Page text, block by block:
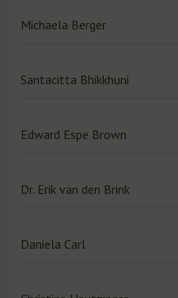
Michaela Berger
Santacitta Bhikkhuni
Edward Espe Brown
Dr. Erik van den Brink
Daniela Carl